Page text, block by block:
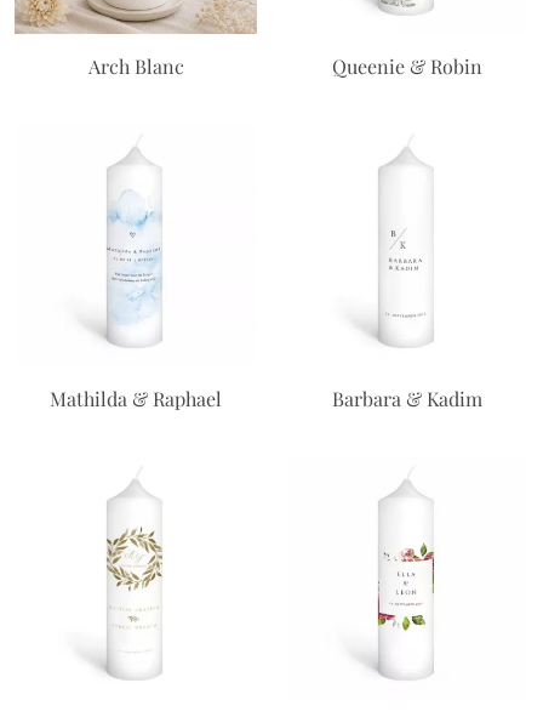
Arch Blanc Queenie & Robin
Mathilda & Raphael Barbara & Kadim